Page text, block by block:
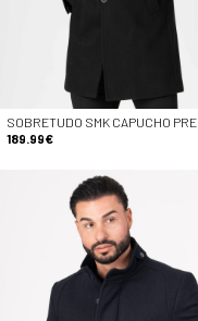
SOBRETUDO SMK CAPUCHO PRE
189.99€